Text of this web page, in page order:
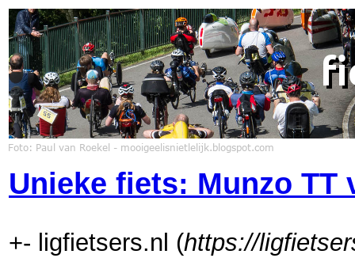
Unieke fiets: Munzo TT
+- ligfietsers.nl (https://